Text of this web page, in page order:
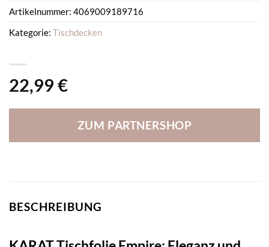
22,99 €
ZUM PARTNERSHOP
Artikelnummer: 4069009189716
Kategorie: Tischdecken
BESCHREIBUNG